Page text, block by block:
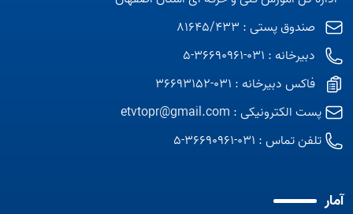
صندوق پستی : 81645/433
دبیرخانه : 031-36690961-5
فاکس دبیرخانه : 031-36693152
پست الکترونیکی : etvtopr@gmail.com
تلفن تماس : 031-36690961-5
آمار